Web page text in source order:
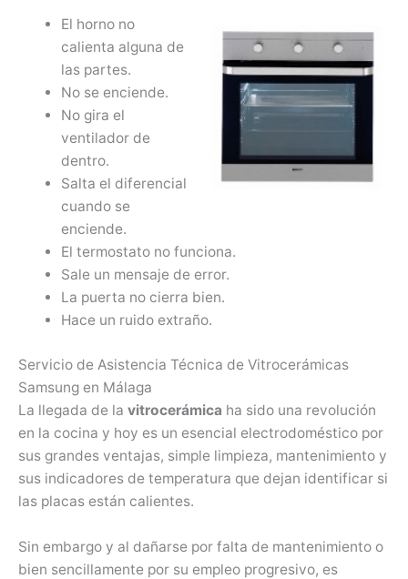
El horno no
calienta alguna de
las partes.
No se enciende.
No gira el
ventilador de
dentro.
Salta el diferencial
cuando se
enciende.
El termostato no funciona.
Sale un mensaje de error.
La puerta no cierra bien.
Hace un ruido extraño.
Servicio de Asistencia Técnica de Vitrocerámicas
Samsung en Málaga
La llegada de la vitrocerámica ha sido una revolución
en la cocina y hoy es un esencial electrodoméstico por
sus grandes ventajas, simple limpieza, mantenimiento y
sus indicadores de temperatura que dejan identificar si
las placas están calientes.
Sin embargo y al dañarse por falta de mantenimiento o
bien sencillamente por su empleo progresivo, es